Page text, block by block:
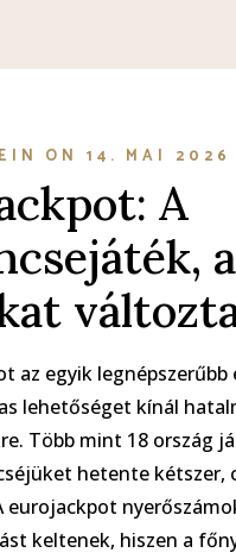
ON 14. MAI 2026
A
az egyik
lehetőséget kínál
Több mint 18 ország
hetente kétszer,
eurojackpot
keltenek, hiszen a